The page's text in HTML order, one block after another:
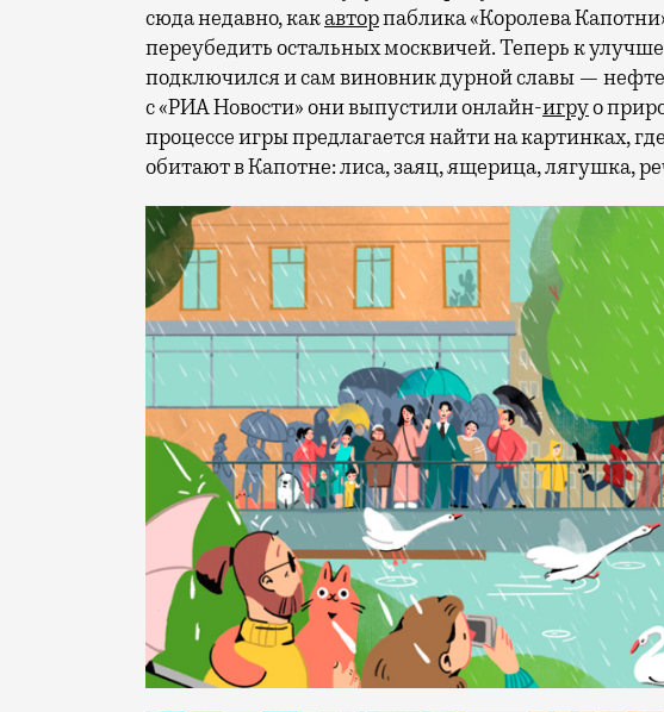
сюда недавно, какавторпаблика «Королева
переубедить остальных москвичей. Теперь к
подключился и сам виновник дурной славы —
с «РИА Новости» они выпустили онлайн-игруо
процессе игры предлагается найти на картинках,
обитают в Капотне: лиса, заяц, ящерица, лягушка,